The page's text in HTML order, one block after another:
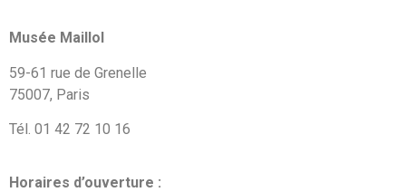
Musée Maillol
59-61 rue de Grenelle
75007, Paris
Tél. 01 42 72 10 16
Horaires d’ouverture :